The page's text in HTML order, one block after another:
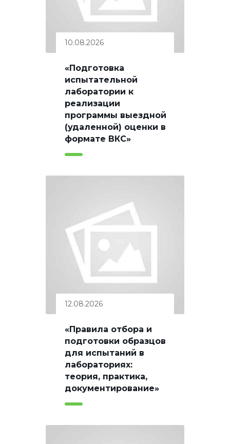
10.08.2026
«Подготовка
испытательной
лаборатории к
реализации
программы выездной
(удаленной) оценки в
формате ВКС»
12.08.2026
«Правила отбора и
подготовки образцов
для испытаний в
лабораториях:
теория, практика,
документирование»